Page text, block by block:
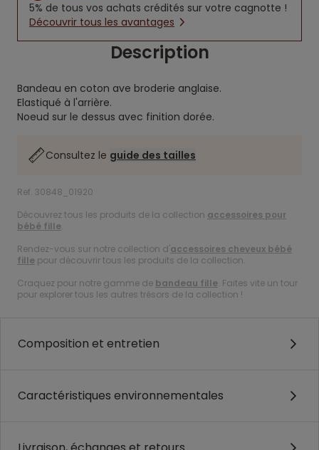
5% de tous vos achats crédités sur votre cagnotte !
Découvrir tous les avantages
Description
Bandeau en coton ave broderie anglaise.
Elastiqué à l'arrière.
Noeud sur le dessus avec finition dorée.
Consultez le guide des tailles
Ref. 30848_01920
Découvrez tous les produits de la collection accessoires pour
bébé fille.
Rendez-vous sur notre collection d'accessoires cheveux bébé
fille pour découvrir tous les produits de la collection.
Craquez pour notre gamme de bandeau fille. Faites vite un tour
pour explorer tous les autres trésors de la collection !
Composition et entretien
Caractéristiques environnementales